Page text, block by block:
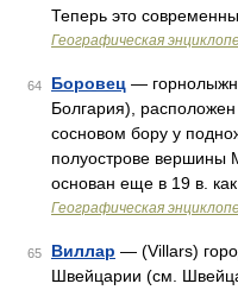
Теперь это
Географическая
64 Боровец —
Болгария),
сосновом бору у
полуострове вершины
основан еще в 19 в.
Географическая
65 Виллар — (Villars)
Швейцарии (см.